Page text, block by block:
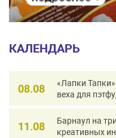
КАЛЕНДАРЬ
08.08
«Лапки
веха для
11.08
Барнаул на
креативных